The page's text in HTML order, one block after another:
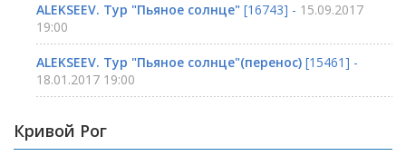
ALEKSEEV. Тур "Пьяное солнце" [16743] - 15.09.2017
19:00
ALEKSEEV. Тур "Пьяное солнце"(перенос) [15461] -
18.01.2017 19:00
Кривой Рог